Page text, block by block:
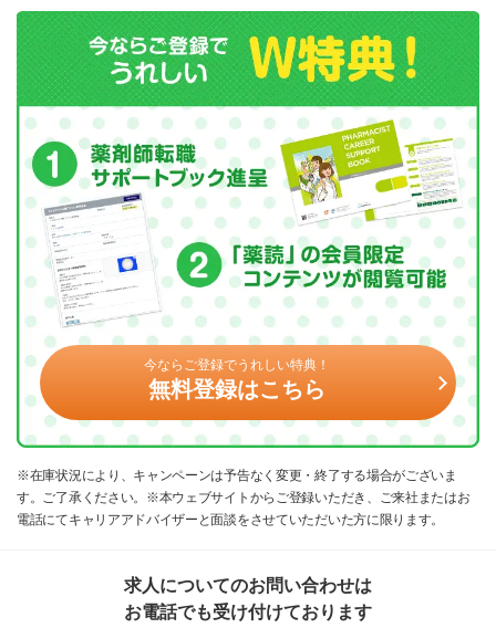
今ならご登録でうれしい特典！
無料登録はこちら
※在庫状況により、キャンペーンは予告なく変更・終了する場合がございま
す。ご了承ください。※本ウェブサイトからご登録いただき、ご来社またはお
電話にてキャリアアドバイザーと面談をさせていただいた方に限ります。
求人についてのお問い合わせは
お電話でも受け付けております